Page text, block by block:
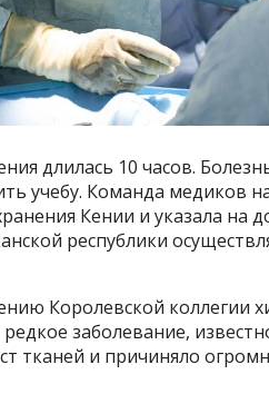
длилась 10 часов.
учебу. Команда медиков
Кении и указала на
республики
Королевской коллегии
заболевание,
тканей и причиняло